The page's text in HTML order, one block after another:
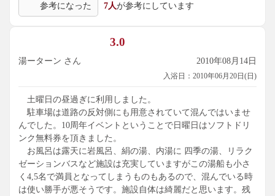
参考になった 7人が参考にしています
3.0
湯ーターン さん 2010年08月14日
入浴日：2010年06月20日(日)
土曜日の昼過ぎに利用しました。
駐車場は道路の反対側にも用意されていて混んではいませ
んでした。10周年イベントということで日曜日はソフトドリ
ンク無料券を頂きました。
お風呂は露天に岩風呂、絹の湯、内湯に 四季の湯、リラク
ゼーションバスなど施設は充実していますがこの湯船も小さ
く4,5名で満員となってしまうものもあるので、混んでいる時
は使い勝手が悪そうです。施設自体は綺麗だと思います。残